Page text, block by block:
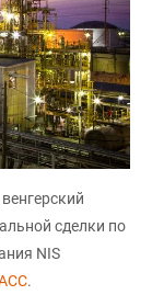
сделки по
NIS
.